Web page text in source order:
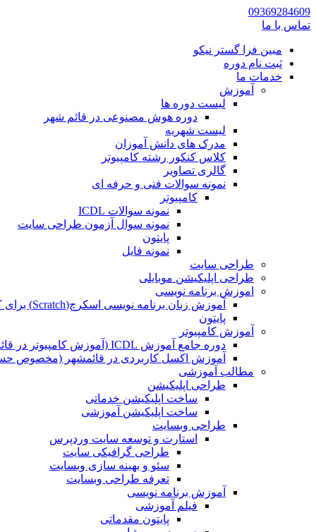
09369284609
تماس با ما
مبین فرا گستر نیکو
ثبت نام دوره
خدمات ما
آموزش
لیست دوره ها
دوره هوش مصنوعی در قائم شهر
لیست شهریه
مدرک های دانش آموزان
کلاس کنکور رشته کامپیوتر
گالری تصاویر
نمونه سوالات فنی و حرفه ای
کامپیوتر
نمونه سوالات ICDL
نمونه سوال آزمون طراحی سایت
پایتون
نمونه فایل
طراحی سایت
طراحی اپلیکیشن موبایلی
اموزش برنامه نویسی
آموزش زبان برنامه نویسی اسکرچ(Scratch) برای کودکان
پایتون
آموزش کامپیوتر
دوره جامع آموزش ICDL (آموزش کامپیوتر در قائمشهر)
آموزش اکسل کاربردی در قائمشهر (مخصوص
مطالب آموزشی
طراحی اپلیکیشن
ساخت اپلیکیشن خدماتی
ساخت اپلیکیشن آموزشی
طراحی وبسایت
استارت و توسعه سایت وردپرس
طراحی گرافیکی سایت
سئو و بهینه سازی وبسایت
تعرفه طراحی وبسایت
آموزش برنامه نویسی
فیلم آموزشی
پایتون مقدماتی